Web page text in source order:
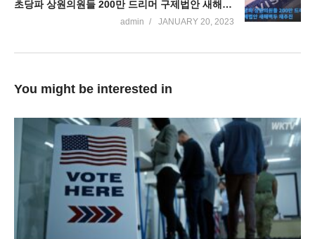
초당파 상원의원들 200만 드리머 구제법안 새해벽두 재추진
admin JANUARY 20, 2023
You might be interested in